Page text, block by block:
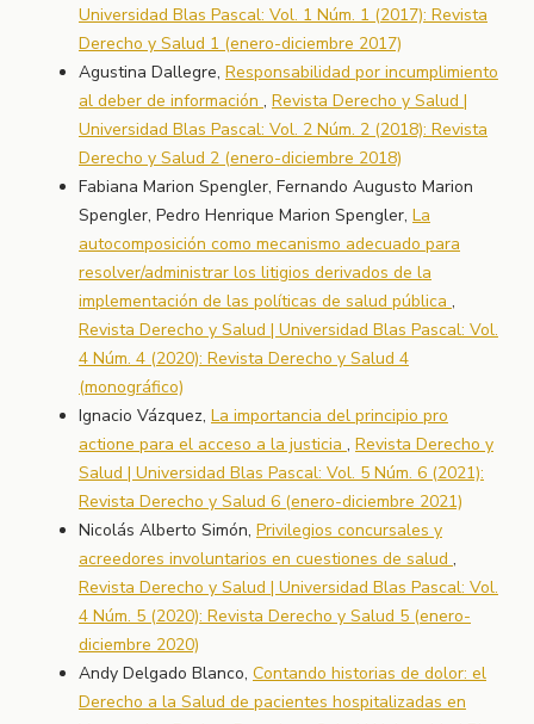
Universidad Blas Pascal: Vol. 1 Núm. 1 (2017): Revista
Derecho y Salud 1 (enero-diciembre 2017)
Agustina Dallegre, Responsabilidad por incumplimiento
al deber de información , Revista Derecho y Salud |
Universidad Blas Pascal: Vol. 2 Núm. 2 (2018): Revista
Derecho y Salud 2 (enero-diciembre 2018)
Fabiana Marion Spengler, Fernando Augusto Marion
Spengler, Pedro Henrique Marion Spengler, La
autocomposición como mecanismo adecuado para
resolver/administrar los litigios derivados de la
implementación de las políticas de salud pública ,
Revista Derecho y Salud | Universidad Blas Pascal: Vol.
4 Núm. 4 (2020): Revista Derecho y Salud 4
(monográfico)
Ignacio Vázquez, La importancia del principio pro
actione para el acceso a la justicia , Revista Derecho y
Salud | Universidad Blas Pascal: Vol. 5 Núm. 6 (2021):
Revista Derecho y Salud 6 (enero-diciembre 2021)
Nicolás Alberto Simón, Privilegios concursales y
acreedores involuntarios en cuestiones de salud ,
Revista Derecho y Salud | Universidad Blas Pascal: Vol.
4 Núm. 5 (2020): Revista Derecho y Salud 5 (enero-
diciembre 2020)
Andy Delgado Blanco, Contando historias de dolor: el
Derecho a la Salud de pacientes hospitalizadas en